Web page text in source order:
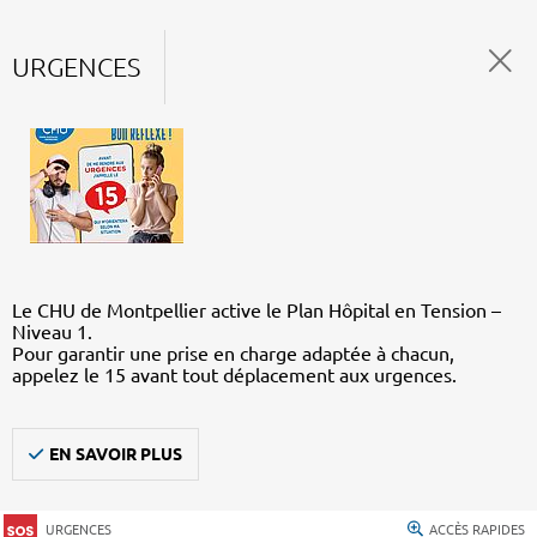
URGENCES
Le CHU de Montpellier active le Plan Hôpital en Tension –
Niveau 1.
Pour garantir une prise en charge adaptée à chacun,
appelez le 15 avant tout déplacement aux urgences.
EN SAVOIR PLUS
URGENCES ACCÈS RAPIDES